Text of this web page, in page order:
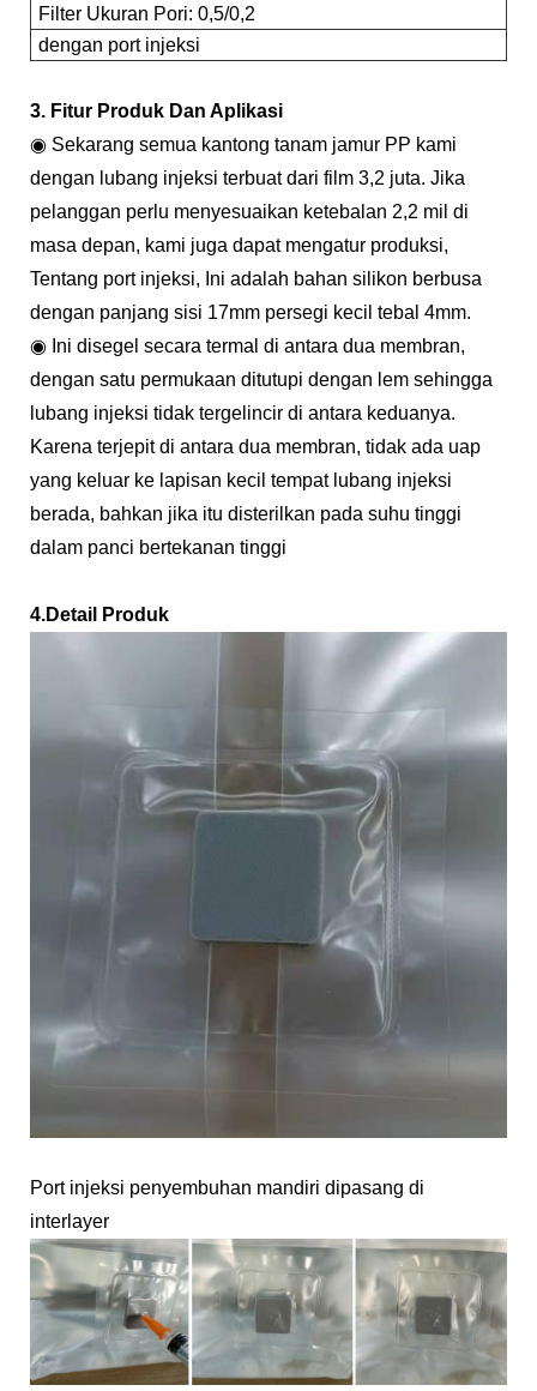
Filter Ukuran Pori: 0,5/0,2
dengan port injeksi
3. Fitur Produk Dan Aplikasi
◉ Sekarang semua kantong tanam jamur PP kami
dengan lubang injeksi terbuat dari film 3,2 juta. Jika
pelanggan perlu menyesuaikan ketebalan 2,2 mil di
masa depan, kami juga dapat mengatur produksi,
Tentang port injeksi, Ini adalah bahan silikon berbusa
dengan panjang sisi 17mm persegi kecil tebal 4mm.
◉ Ini disegel secara termal di antara dua membran,
dengan satu permukaan ditutupi dengan lem sehingga
lubang injeksi tidak tergelincir di antara keduanya.
Karena terjepit di antara dua membran, tidak ada uap
yang keluar ke lapisan kecil tempat lubang injeksi
berada, bahkan jika itu disterilkan pada suhu tinggi
dalam panci bertekanan tinggi
4.Detail Produk
Port injeksi penyembuhan mandiri dipasang di
interlayer